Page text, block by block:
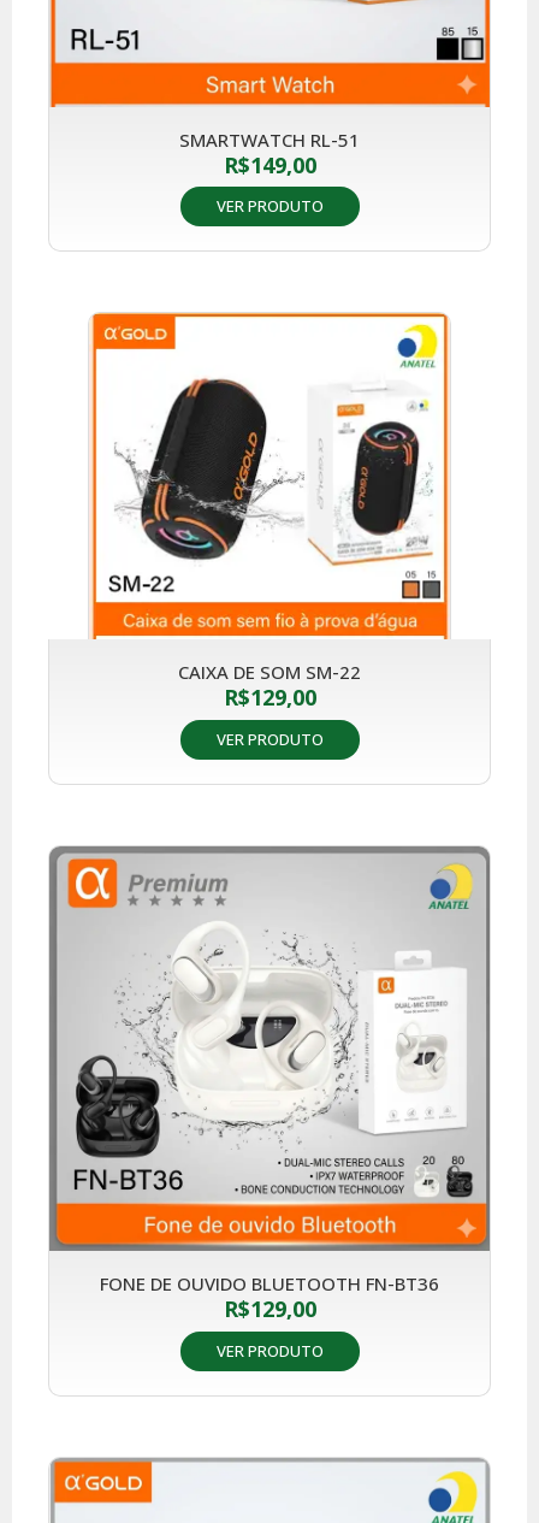
SMARTWATCH RL-51
R$149,00
VER PRODUTO
CAIXA DE SOM SM-22
R$129,00
VER PRODUTO
FONE DE OUVIDO BLUETOOTH FN-BT36
R$129,00
VER PRODUTO